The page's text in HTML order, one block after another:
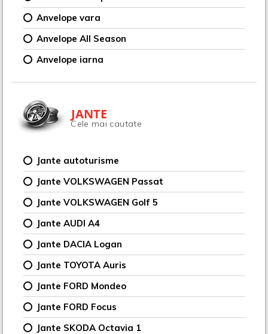
Anvelope vara
Anvelope All Season
Anvelope iarna
JANTE
Cele mai cautate
Jante autoturisme
Jante VOLKSWAGEN Passat
Jante VOLKSWAGEN Golf 5
Jante AUDI A4
Jante DACIA Logan
Jante TOYOTA Auris
Jante FORD Mondeo
Jante FORD Focus
Jante SKODA Octavia 1